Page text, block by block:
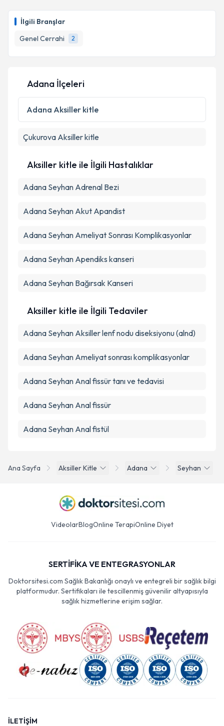
İlgili Branşlar
Genel Cerrahi
2
için bir takvim hazırlandığında e-posta ile
bilgilendireceğiz.
E-posta Adresiniz
Kişisel verilerimin işlenmesine ilişkin
Metni'ni okudum ve kişisel verilerimin belirtilen
Ana Sayfa Aksiller Kitle Adana Seyhan
Adana İlçeleri
Adana Aksiller kitle
Çukurova Aksiller kitle
Aksiller kitle ile İlgili Hastalıklar
Adana Seyhan Adrenal Bezi
Adana Seyhan Akut Apandist
Adana Seyhan Ameliyat Sonrası Komplikasyonlar
Adana Seyhan Apendiks kanseri
Adana Seyhan Bağırsak Kanseri
Aksiller kitle ile İlgili Tedaviler
Adana Seyhan Aksiller lenf nodu diseksiyonu (alnd)
Adana Seyhan Ameliyat sonrası komplikasyonlar
Adana Seyhan Anal fissür tanı ve tedavisi
Adana Seyhan Anal fissür
Adana Seyhan Anal fistül
VideolarBlogOnline TerapiOnline Diyet
SERTİFİKA VE ENTEGRASYONLAR
Doktorsitesi.com Sağlık Bakanlığı onaylı ve entegreli bir sağlık bilgi
platformudur. Sertifikaları ile tescillenmiş güvenilir altyapısıyla
sağlık hizmetlerine erişim sağlar.
İLETİŞİM